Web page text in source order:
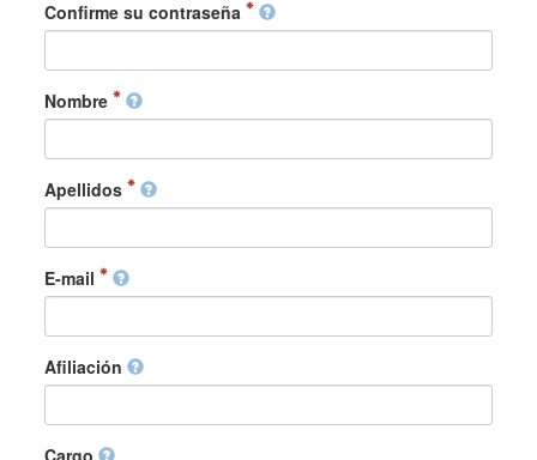
Confirme su contraseña
Nombre
Apellidos
E-mail
Afiliación
Cargo